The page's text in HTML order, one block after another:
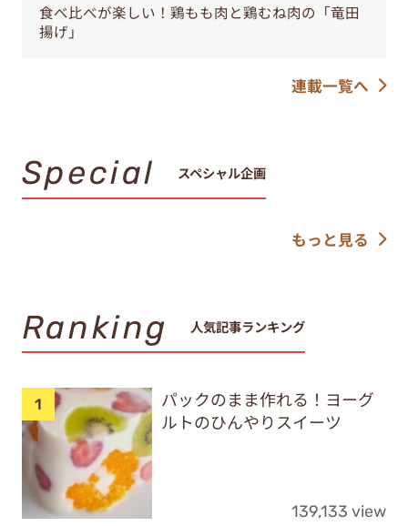
食べ比べが楽しい！鶏もも肉と鶏むね肉の「竜田
揚げ」
連載一覧へ
Special スペシャル企画
もっと見る
Ranking 人気記事ランキング
パックのまま作れる！ヨーグ
ルトのひんやりスイーツ
139,133 view